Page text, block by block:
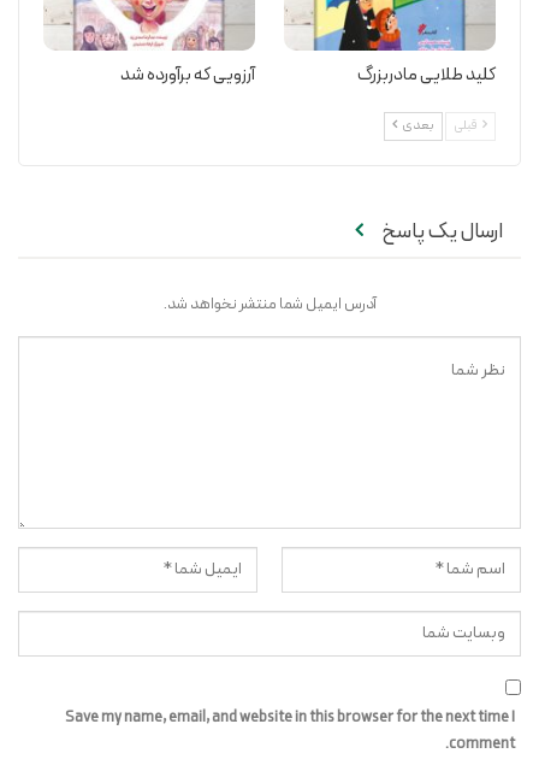
کلید طلایی مادربزرگ آرزویی که برآورده شد
قبلی بعدی
ارسال یک پاسخ
آدرس ایمیل شما منتشر نخواهد شد.
Save my name, email, and website in this browser for the next time I
comment.